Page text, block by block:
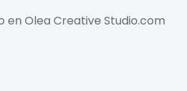
en Olea Creative Studio.com